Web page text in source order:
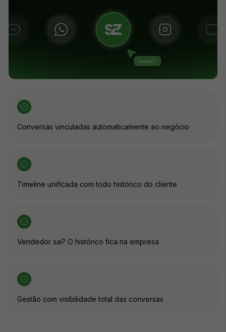
Conversas vinculadas automaticamente ao negócio
Timeline unificada com todo histórico do cliente
Vendedor sai? O histórico fica na empresa
Gestão com visibilidade total das conversas